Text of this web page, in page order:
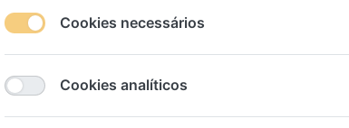
Cookies necessários
Cookies analíticos